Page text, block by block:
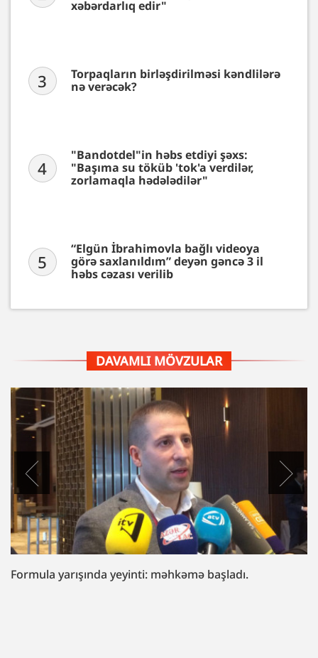
xəbərdarlıq edir"
3
Torpaqların birləşdirilməsi kəndlilərə
nə verəcək?
4
"Bandotdel"in həbs etdiyi şəxs:
"Başıma su töküb 'tok'a verdilər,
zorlamaqla hədələdilər"
5
“Elgün İbrahimovla bağlı videoya
görə saxlanıldım” deyən gəncə 3 il
həbs cəzası verilib
DAVAMLI MÖVZULAR
“Fazil Mustafaya sui-qəsd işi”ndə müttəhim: